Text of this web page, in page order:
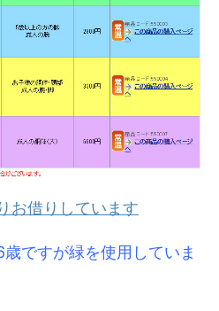
お借りしています
ですが緑を使用していま